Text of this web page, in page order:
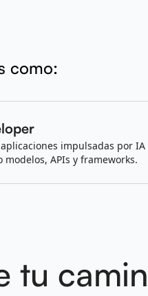
como:
impulsadas por IA
modelos, APIs y frameworks.
tu